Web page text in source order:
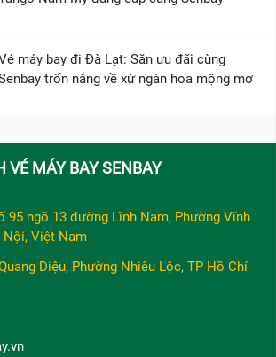
máy bay đi Đà Lạt: Săn ưu đãi cùng
trốn nắng về xứ ngàn hoa mộng mơ
VÉ MÁY BAY SENBAY
95 ngõ 13 đường Lĩnh Nam, Phường Vĩnh
Nội, Việt Nam
Diệu, Phường Nhiêu Lộc, TP Hồ Chí